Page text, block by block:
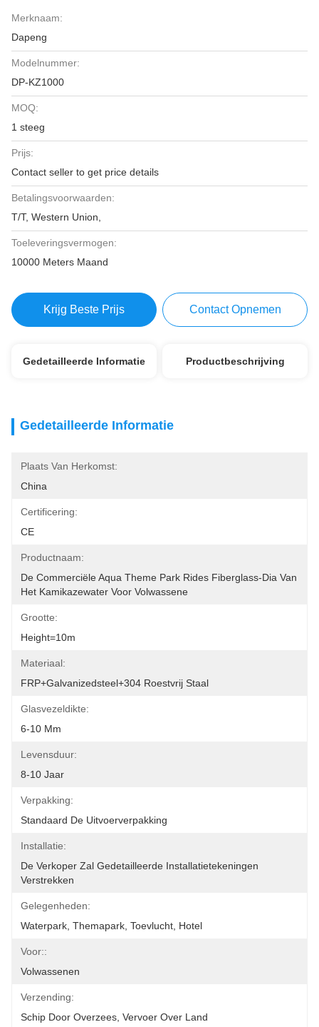
Merknaam:
Dapeng
Modelnummer:
DP-KZ1000
MOQ:
1 steeg
Prijs:
Contact seller to get price details
Betalingsvoorwaarden:
T/T, Western Union,
Toeleveringsvermogen:
10000 Meters Maand
Krijg Beste Prijs Contact Opnemen
Gedetailleerde Informatie Productbeschrijving
Gedetailleerde Informatie
Plaats Van Herkomst:
China
Certificering:
CE
Productnaam:
De Commerciële Aqua Theme Park Rides Fiberglass-Dia Van
Het Kamikazewater Voor Volwassene
Grootte:
Height=10m
Materiaal:
FRP+Galvanizedsteel+304 Roestvrij Staal
Glasvezeldikte:
6-10 Mm
Levensduur:
8-10 Jaar
Verpakking:
Standaard De Uitvoerverpakking
Installatie:
De Verkoper Zal Gedetailleerde Installatietekeningen
Verstrekken
Gelegenheden:
Waterpark, Themapark, Toevlucht, Hotel
Voor::
Volwassenen
Verzending:
Schip Door Overzees, Vervoer Over Land